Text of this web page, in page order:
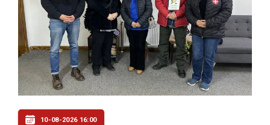
10-08-2026 16:00